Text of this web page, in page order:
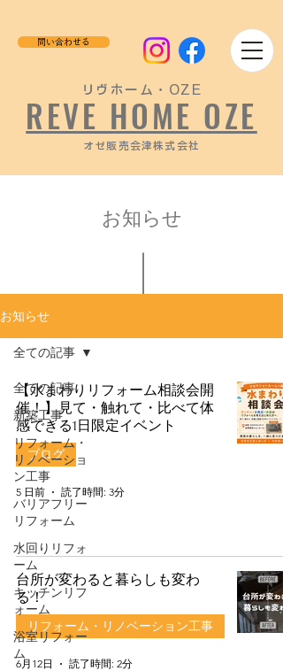
問い合わせる
リヴホーム・OZE
REVE HOME OZE
​オゼ販売会津株式会社
お知らせ
お知らせ
全ての記事
新築工事
リフォーム・
リノベーショ
ン工事
バリアフリー
リフォーム
水回りリフォ
ーム
キッチンリフ
ォーム
浴室リフォー
ム
全ての記事
【水まわりリフォーム相談会開
催！】見て・触れて・比べて体
感できる1日限定イベント
ブログ
5 日前 読了時間: 3分
台所が変わると暮らしも変わ
る！
リフォーム・リノベーション工事
6月12日 読了時間: 2分